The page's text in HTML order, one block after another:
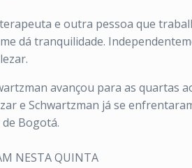
e outra pessoa que
dá tranquilidade.
avançou para as quartas
e Schwartzman já se
Bogotá.
NESTA QUINTA